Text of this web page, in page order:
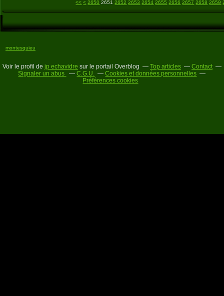
<< < 2600
2610
2620
2630
2640
2650 2651 2652 2653 2654 2655 2656 2657 2658 2659
montesquieu
Voir le profil de jp echavidre sur le portail Overblog Top articles
Contact
Signaler un abus
C.G.U.
Cookies et données personnelles
Préférences cookies